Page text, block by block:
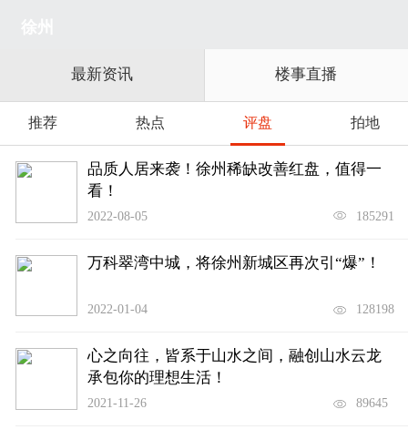
最新资讯 楼事直播
推荐 热点 评盘 拍地
品质人居来袭！徐州稀缺改善红盘，值得一
看！
2022-08-05 185291
万科翠湾中城，将徐州新城区再次引“爆”！
2022-01-04 128198
心之向往，皆系于山水之间，融创山水云龙
承包你的理想生活！
2021-11-26 89645